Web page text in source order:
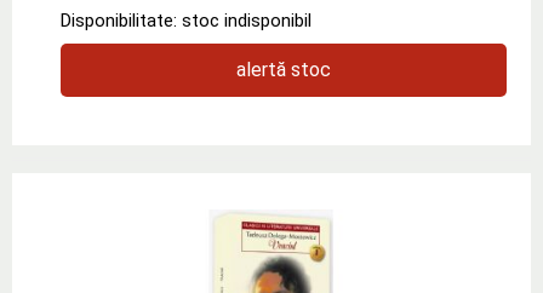
Disponibilitate: stoc indisponibil
alertă stoc